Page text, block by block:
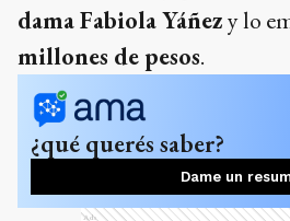
dama Fabiola Yáñezy lo
millones de pesos.
¿qué querés saber?
Dame un
Ads